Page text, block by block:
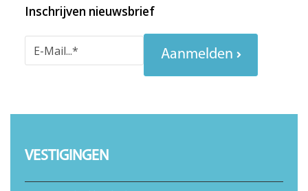
Inschrijven nieuwsbrief
Aanmelden
VESTIGINGEN